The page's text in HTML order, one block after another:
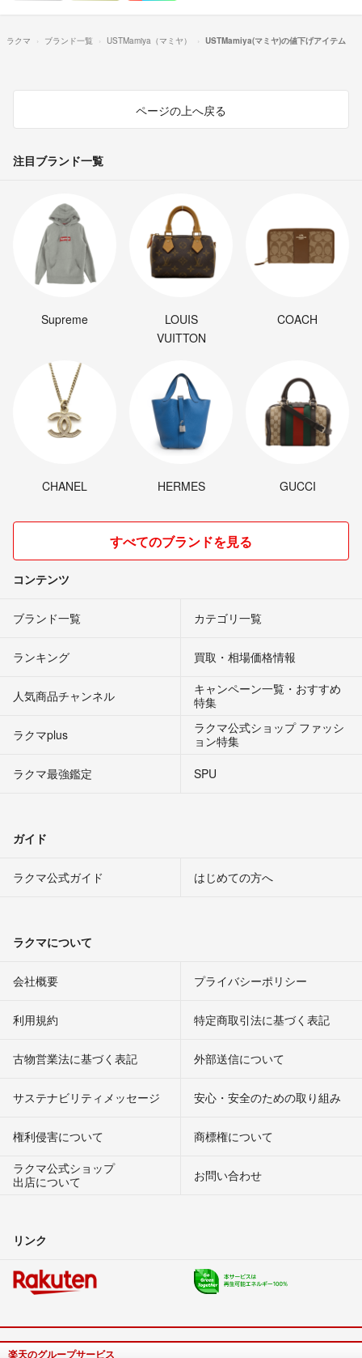
ラクマ ブランド一覧 USTMamiya（マミヤ） USTMamiya(マミヤ)の値下げアイテム
ページの上へ戻る
注目ブランド一覧
Supreme
LOUIS
VUITTON
COACH
CHANEL HERMES GUCCI
すべてのブランドを見る
コンテンツ
ブランド一覧 カテゴリ一覧
ランキング 買取・相場価格情報
人気商品チャンネル
キャンペーン一覧・おすすめ
特集
ラクマplus
ラクマ公式ショップ ファッシ
ョン特集
ラクマ最強鑑定
SPU
ガイド
ラクマ公式ガイド はじめての方へ
ラクマについて
会社概要 プライバシーポリシー
利用規約 特定商取引法に基づく表記
古物営業法に基づく表記 外部送信について
サステナビリティメッセージ 安心・安全のための取り組み
権利侵害について
商標権について
ラクマ公式ショップ
出店について
お問い合わせ
リンク
楽天のグループサービス